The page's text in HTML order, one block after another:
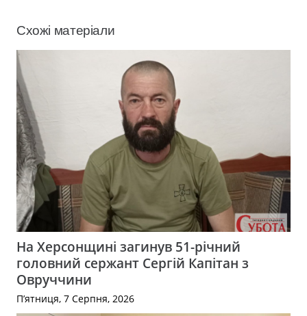
Схожі матеріали
На Херсонщині загинув 51-річний
головний сержант Сергій Капітан з
Овруччини
П’ятниця, 7 Серпня, 2026